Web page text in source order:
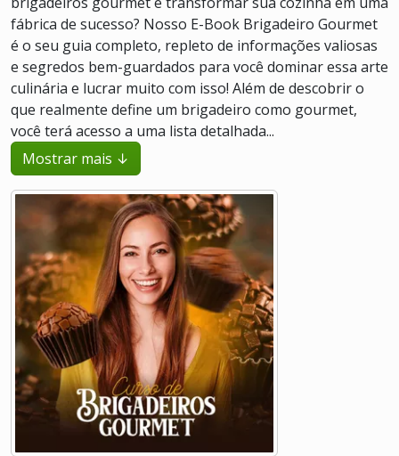
fábrica de sucesso? Nosso E-Book Brigadeiro Gourmet
é o seu guia completo, repleto de informações valiosas
e segredos bem-guardados para você dominar essa arte
culinária e lucrar muito com isso! Além de descobrir o
que realmente define um brigadeiro como gourmet,
você terá acesso a uma lista detalhada...
Mostrar mais ↓